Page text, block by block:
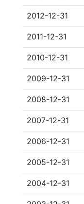
2012-12-31
2011-12-31
2010-12-31
2009-12-31
2008-12-31
2007-12-31
2006-12-31
2005-12-31
2004-12-31